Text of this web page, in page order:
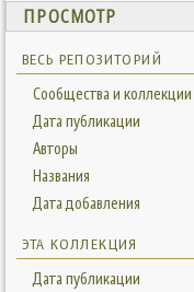
ПРОСМОТР
ВЕСЬ РЕПОЗИТОРИЙ
Сообщества и коллекции
Дата публикации
Авторы
Названия
Дата добавления
ЭТА КОЛЛЕКЦИЯ
Дата публикации